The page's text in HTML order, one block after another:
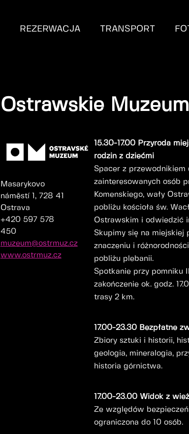
REZERWACJA TRANSPORT
Ostrawskie Muzeum
Masarykovo
náměstí 1, 728 41
Ostrava
+420 597 578
450
muzeum@ostrmuz.cz
www.ostrmuz.cz
15.30-17.00 Przyroda
rodzin z dziećmi
Spacer z przewodnikiem
zainteresowanych osób
Komenskiego, wały
pobliżu kościoła św.
Ostrawskim i odwiedzić
Skupimy się na miejskiej
znaczeniu i
pobliżu plebanii.
Spotkanie przy pomniku
zakończenie ok. godz.
trasy 2 km.
17.00-23.30 Bezpłatne
Zbiory sztuki i historii,
geologia, mineralogia,
historia górnictwa.
17.00-23.00 Widok z
Ze względów
ograniczona do 10 osób.